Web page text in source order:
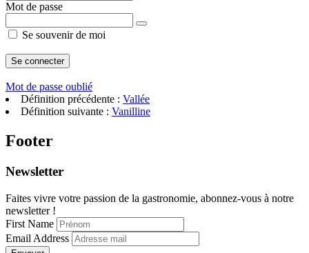
Mot de passe
Se souvenir de moi
Mot de passe oublié
Définition précédente : Vallée
Définition suivante : Vanilline
Footer
Newsletter
Faites vivre votre passion de la gastronomie, abonnez-vous à notre
newsletter !
First Name
Email Address